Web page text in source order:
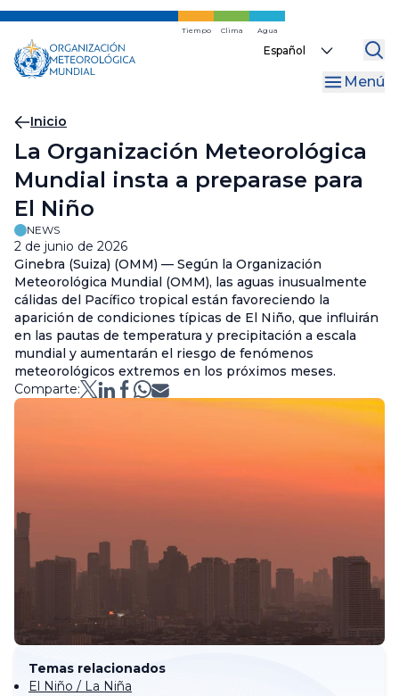
Ir
contenido
principal
Tiempo Clima Agua
Select
Menú
Migas
de
pan
Inicio
La Organización Meteorológica
Mundial insta a preparase para
El Niño
NEWS
2 de junio de 2026
Ginebra (Suiza) (OMM) — Según la Organización
Meteorológica Mundial (OMM), las aguas inusualmente
cálidas del Pacífico tropical están favoreciendo la
aparición de condiciones típicas de El Niño, que influirán
en las pautas de temperatura y precipitación a escala
mundial y aumentarán el riesgo de fenómenos
meteorológicos extremos en los próximos meses.
Comparte:
Temas relacionados
El Niño / La Niña